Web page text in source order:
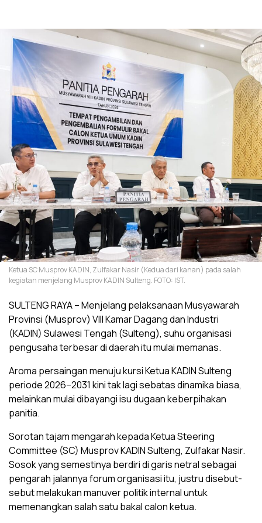
Ketua SC Musprov KADIN, Zulfakar Nasir (Kedua dari kanan) pada salah
kegiatan menjelang Musprov KADIN Sulteng. FOTO: IST.
SULTENG RAYA – Menjelang pelaksanaan Musyawarah
Provinsi (Musprov) VIII Kamar Dagang dan Industri
(KADIN) Sulawesi Tengah (Sulteng), suhu organisasi
pengusaha terbesar di daerah itu mulai memanas.
Aroma persaingan menuju kursi Ketua KADIN Sulteng
periode 2026–2031 kini tak lagi sebatas dinamika biasa,
melainkan mulai dibayangi isu dugaan keberpihakan
panitia.
Sorotan tajam mengarah kepada Ketua Steering
Committee (SC) Musprov KADIN Sulteng, Zulfakar Nasir.
Sosok yang semestinya berdiri di garis netral sebagai
pengarah jalannya forum organisasi itu, justru disebut-
sebut melakukan manuver politik internal untuk
memenangkan salah satu bakal calon ketua.